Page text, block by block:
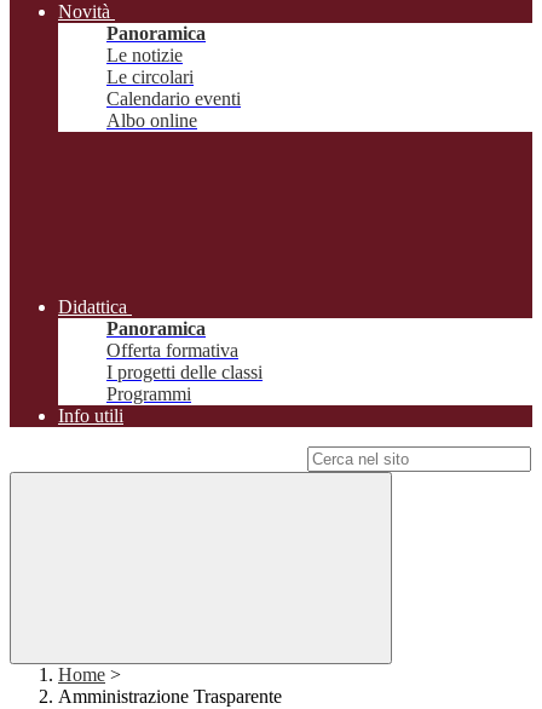
Novità
Panoramica
Le notizie
Le circolari
Calendario eventi
Albo online
Didattica
Panoramica
Offerta formativa
I progetti delle classi
Programmi
Info utili
Home >
Amministrazione Trasparente